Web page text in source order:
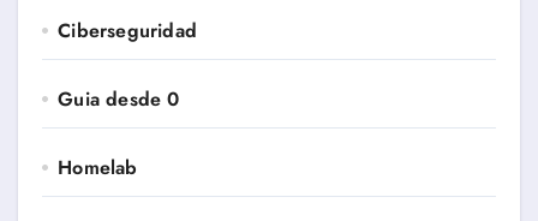
Ciberseguridad
Guia desde 0
Homelab